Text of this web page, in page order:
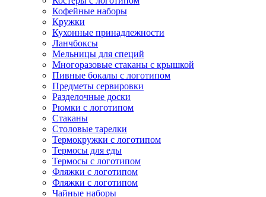
Кофейные наборы
Кружки
Кухонные принадлежности
Ланчбоксы
Мельницы для специй
Многоразовые стаканы с крышкой
Пивные бокалы с логотипом
Предметы сервировки
Разделочные доски
Рюмки с логотипом
Стаканы
Столовые тарелки
Термокружки с логотипом
Термосы для еды
Термосы с логотипом
Фляжки с логотипом
Фляжки с логотипом
Чайные наборы